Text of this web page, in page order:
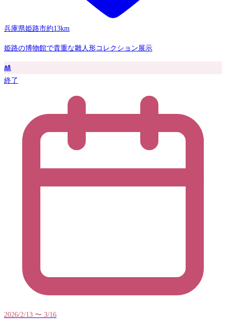
兵庫県姫路市約13km
姫路の博物館で貴重な雛人形コレクション展示
🎎
終了
2026/2/13 〜 3/16